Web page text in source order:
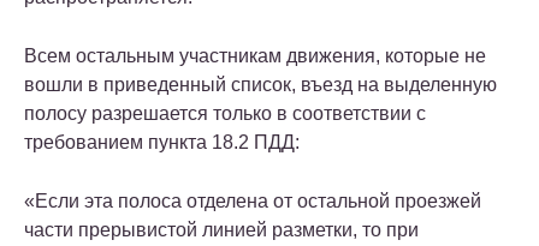
Всем остальным участникам движения, которые не
вошли в приведенный список, въезд на выделенную
полосу разрешается только в соответствии с
требованием пункта 18.2 ПДД:
«Если эта полоса отделена от остальной проезжей
части прерывистой линией разметки, то при